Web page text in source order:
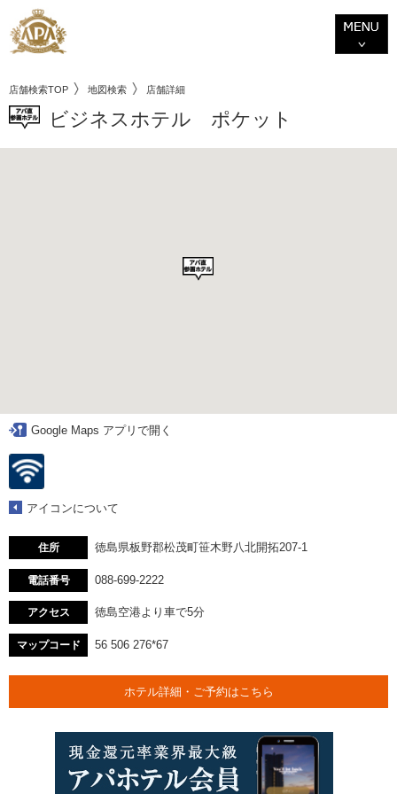
店舗検索TOP 地図検索 店舗詳細
ビジネスホテル ポケット
Google Maps アプリで開く
アイコンについて
住所 徳島県板野郡松茂町笹木野八北開拓207‐1
電話番号 088-699-2222
アクセス 徳島空港より車で5分
マップコード 56 506 276*67
ホテル詳細・ご予約はこちら